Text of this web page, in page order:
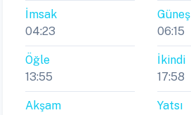
İmsak
04:23
Güneş
06:15
Öğle
13:55
İkindi
17:58
Akşam
Yatsı